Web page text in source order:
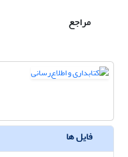
مراجع
فایل ها